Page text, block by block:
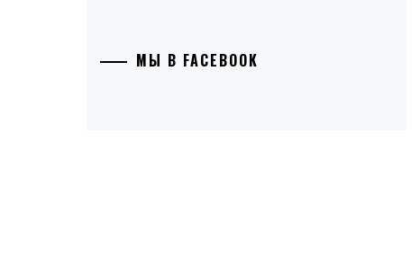
МЫ В FACEBOOK